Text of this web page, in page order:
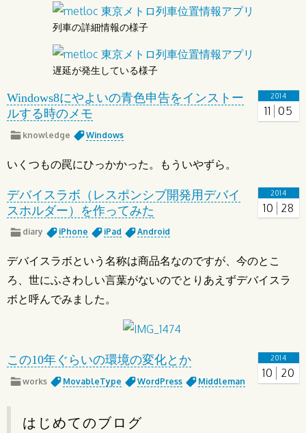
列車の詳細情報の様子
遅延が発生している様子
2014
11 05
Windows8にやよいの青色申告をインストー
ルする時のメモ
knowledge Windows
いくつもの罠にひっかかった。もういやずら。
2014
10 28
デバイスラボ（レスポンシブ開発用デバイ
スホルダー）を作ってみた
diary iPhone iPad Android
デバイスラボという名称は商品名なのですが、今のとこ
ろ、世にふさわしい言葉がないのでとりあえずデバイスラ
ボと呼んでみました。
2014
10 20
この10年ぐらいの環境の変化とか
works MovableType WordPress Middleman
はじめてのブログ